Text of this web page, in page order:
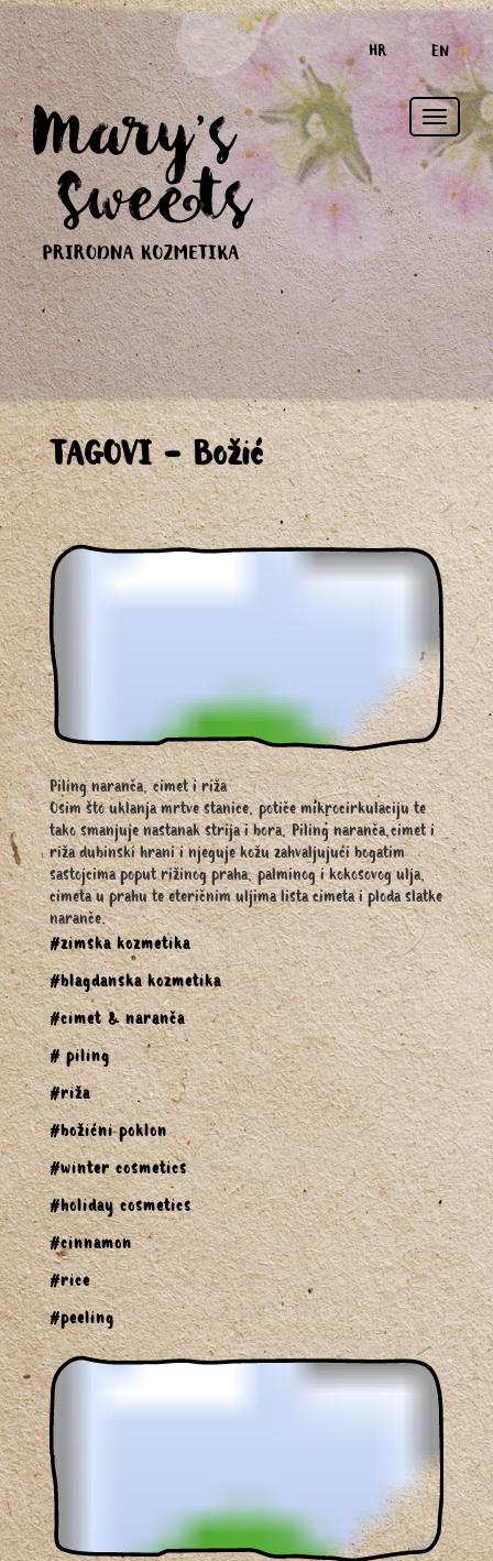
HR EN
Toggle
TAGOVI - Božić
Piling naranča, cimet i riža
Osim što uklanja mrtve stanice, potiče mikrocirkulaciju te
tako smanjuje nastanak strija i bora, Piling naranča,cimet i
riža dubinski hrani i njeguje kožu zahvaljujući bogatim
sastojcima poput rižinog praha, palminog i kokosovog ulja,
cimeta u prahu te eteričnim uljima lista cimeta i ploda slatke
naranče.
#zimska kozmetika
#blagdanska kozmetika
#cimet & naranča
# piling
#riža
#božićni poklon
#winter cosmetics
#holiday cosmetics
#cinnamon
#rice
#peeling